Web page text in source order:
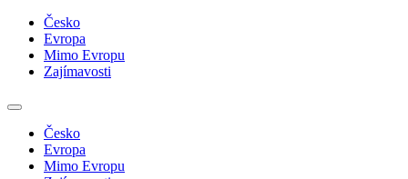
Česko
Evropa
Mimo Evropu
Zajímavosti
Česko
Evropa
Mimo Evropu